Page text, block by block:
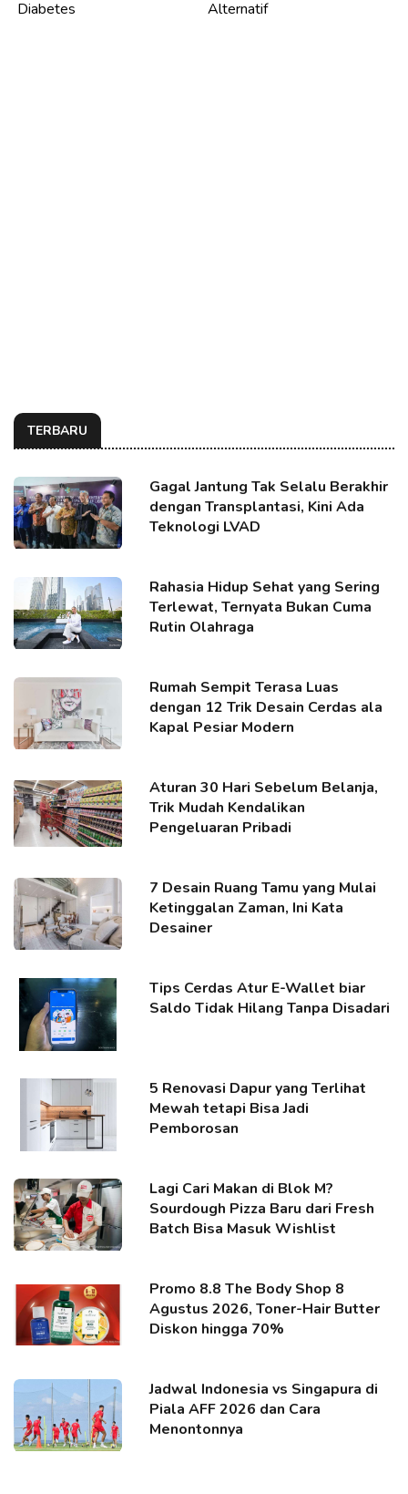
Diabetes
Alternatif
TERBARU
Gagal Jantung Tak Selalu Berakhir
dengan Transplantasi, Kini Ada
Teknologi LVAD
Rahasia Hidup Sehat yang Sering
Terlewat, Ternyata Bukan Cuma
Rutin Olahraga
Rumah Sempit Terasa Luas
dengan 12 Trik Desain Cerdas ala
Kapal Pesiar Modern
Aturan 30 Hari Sebelum Belanja,
Trik Mudah Kendalikan
Pengeluaran Pribadi
7 Desain Ruang Tamu yang Mulai
Ketinggalan Zaman, Ini Kata
Desainer
Tips Cerdas Atur E-Wallet biar
Saldo Tidak Hilang Tanpa Disadari
5 Renovasi Dapur yang Terlihat
Mewah tetapi Bisa Jadi
Pemborosan
Lagi Cari Makan di Blok M?
Sourdough Pizza Baru dari Fresh
Batch Bisa Masuk Wishlist
Promo 8.8 The Body Shop 8
Agustus 2026, Toner-Hair Butter
Diskon hingga 70%
Jadwal Indonesia vs Singapura di
Piala AFF 2026 dan Cara
Menontonnya